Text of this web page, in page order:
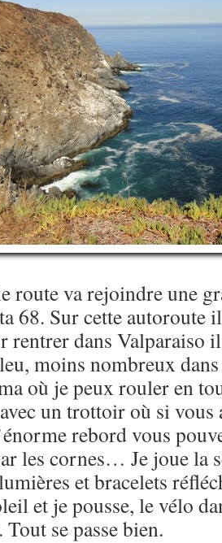
route va rejoindre une
68. Sur cette autoroute
rentrer dans Valparaiso
moins nombreux
où je peux rouler en
un trottoir où si vous
rebord vous
les cornes… Je joue la
et bracelets
et je pousse, le vélo
se passe bien.